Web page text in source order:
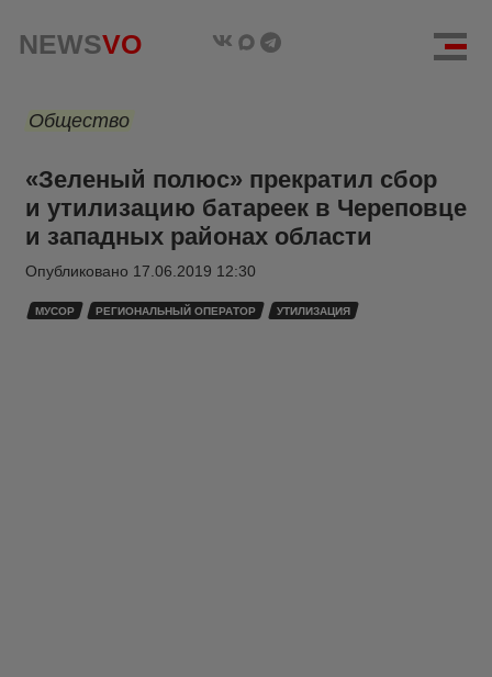
NEWSVO
Общество
«Зеленый полюс» прекратил сбор
и утилизацию батареек в Череповце
и западных районах области
Опубликовано 17.06.2019 12:30
МУСОР РЕГИОНАЛЬНЫЙ ОПЕРАТОР УТИЛИЗАЦИЯ